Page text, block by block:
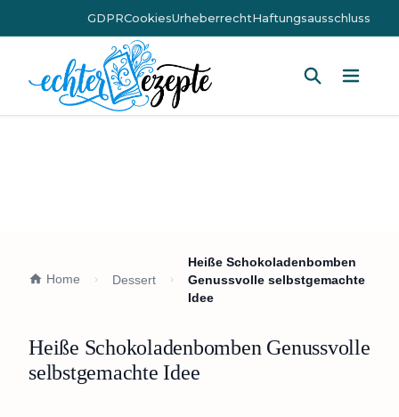
GDPRCookiesUrheberrechtHaftungsausschluss
Home Dessert
Heiße Schokoladenbomben
Genussvolle selbstgemachte
Idee
Heiße Schokoladenbomben Genussvolle
selbstgemachte Idee